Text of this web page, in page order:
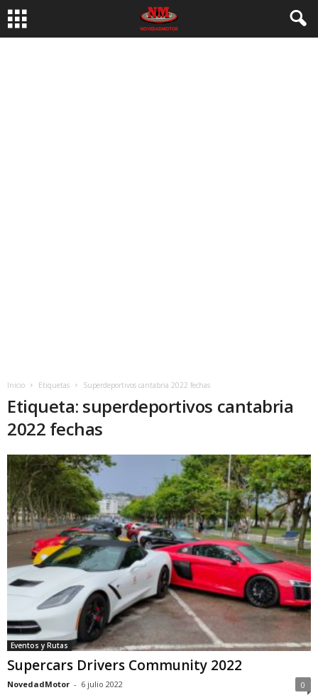
Inicio Etiquetas Superdeportivos cantabria 2022 fechas
Etiqueta: superdeportivos cantabria
2022 fechas
Eventos y Rutas
Supercars Drivers Community 2022
NovedadMotor - 6 julio 2022 0